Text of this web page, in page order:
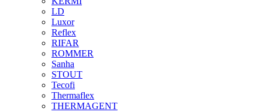
LD
Luxor
Reflex
RIFAR
ROMMER
Sanha
STOUT
Tecofi
Thermaflex
THERMAGENT